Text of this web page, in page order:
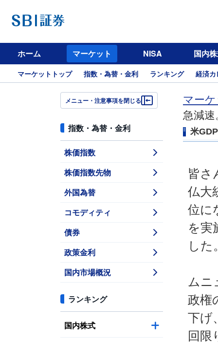
ホーム マーケット NISA 国内
マーケットトップ 指数・為替・金利 ランキング 経済
メニュー・注意事項を閉じる
指数・為替・金利
株価指数
株価指数先物
外国為替
コモディティ
債券
政策金利
国内市場概況
ランキング
国内株式
マー
急減
米
皆さ
仏大
位に
を実
した
ムニ
政権
下げ
回限